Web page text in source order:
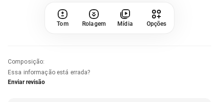
Tom Rolagem Mídia Opções
Composição:
Essa informação está errada?
Enviar revisão